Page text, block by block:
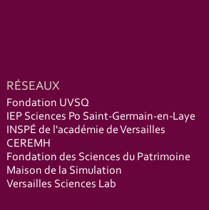
RÉSEAUX
Fondation UVSQ
IEP Sciences Po Saint-Germain-en-Laye
INSPÉ de l'académie de Versailles
CEREMH
Fondation des Sciences du Patrimoine
Maison de la Simulation
Versailles Sciences Lab